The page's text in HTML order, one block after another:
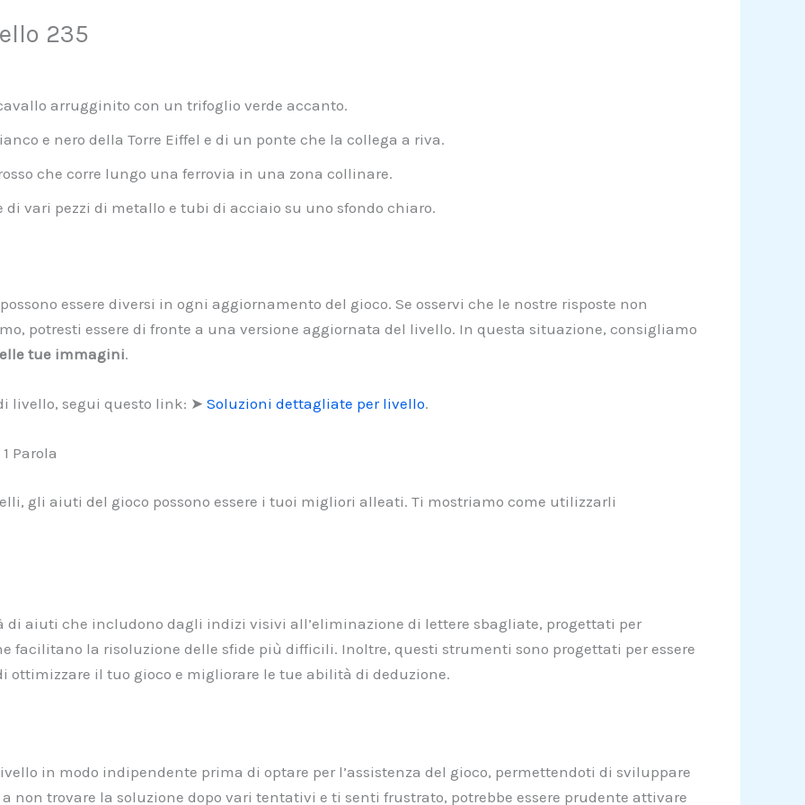
235
arrugginito con un trifoglio verde accanto.
e nero della Torre Eiffel e di un ponte che la collega a riva.
che corre lungo una ferrovia in una zona collinare.
di vari pezzi di metallo e tubi di acciaio su uno sfondo chiaro.
essere diversi in ogni aggiornamento del gioco. Se osservi che le nostre risposte non
potresti essere di fronte a una versione aggiornata del livello. In questa situazione, consigliamo
tue immagini.
livello, segui questo link: ➤ Soluzioni dettagliate per livello.
Parola
gli aiuti del gioco possono essere i tuoi migliori alleati. Ti mostriamo come utilizzarli
di aiuti che includono dagli indizi visivi all’eliminazione di lettere sbagliate, progettati per
facilitano la risoluzione delle sfide più difficili. Inoltre, questi strumenti sono progettati per essere
il tuo gioco e migliorare le tue abilità di deduzione.
in modo indipendente prima di optare per l’assistenza del gioco, permettendoti di sviluppare
non trovare la soluzione dopo vari tentativi e ti senti frustrato, potrebbe essere prudente attivare